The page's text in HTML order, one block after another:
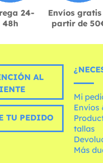
24-
48h
Envíos
partir de
AL
TU PEDIDO
Mi
Envíos
tallas
Más